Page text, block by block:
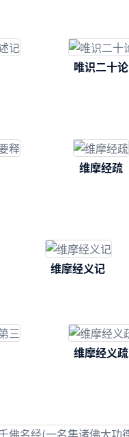
唯识二十论
维摩经疏
维摩经义记
维摩经义疏